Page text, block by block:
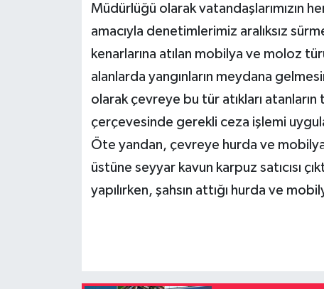
Müdürlüğü olarak vatandaşlarımızın
amacıyla denetimlerimiz aralıksız
kenarlarına atılan mobilya ve moloz
alanlarda yangınların meydana
olarak çevreye bu tür atıkları
çerçevesinde gerekli ceza işlemi
Öte yandan, çevreye hurda ve
üstüne seyyar kavun karpuz satıcısı
yapılırken, şahsın attığı hurda ve